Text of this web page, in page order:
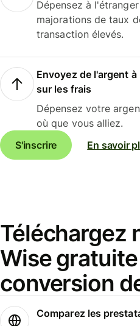
Dépensez à
majorations de taux
transaction élevés.
Envoyez de l'argent
sur les frais
Dépensez votre
où que vous alliez.
S'inscrire
En savoir
Téléchargez
Wise
conversion
Comparez les